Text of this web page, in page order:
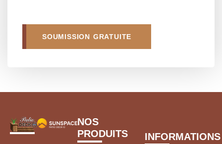
SOUMISSION GRATUITE
NOS
PRODUITS
INFORMATIONS